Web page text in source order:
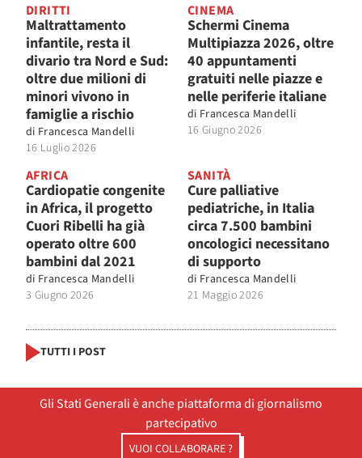
DIRITTI
Maltrattamento
infantile, resta il
divario tra Nord e Sud:
oltre due milioni di
minori vivono in
famiglie a rischio
di Francesca Mandelli
16 Luglio 2026
CINEMA
Schermi Cinema
Multipiazza 2026, oltre
40 appuntamenti
gratuiti nelle piazze e
nelle periferie italiane
di Francesca Mandelli
16 Giugno 2026
AFRICA
Cardiopatie congenite
in Africa, il progetto
Cuori Ribelli ha già
operato oltre 600
bambini dal 2021
di Francesca Mandelli
3 Giugno 2026
SANITÀ
Cure palliative
pediatriche, in Italia
circa 7.500 bambini
oncologici necessitano
di supporto
di Francesca Mandelli
21 Maggio 2026
TUTTI I POST
Gli Stati Generali è anche piattaforma di giornalismo
partecipativo
VUOI COLLABORARE ?